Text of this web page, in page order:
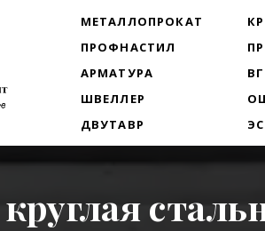
МЕТАЛЛОПРОКАТ
ПРОФНАСТИЛ
АРМАТУРА
ШВЕЛЛЕР
ДВУТАВР